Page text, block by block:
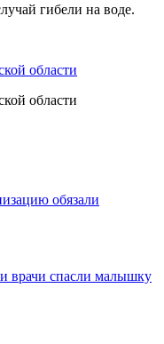
гибели на воде.
области
области
обязали
врачи спасли малышку